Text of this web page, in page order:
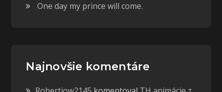
One day my prince will come.
Najnovšie komentáre